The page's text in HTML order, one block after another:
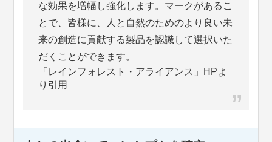
な効果を増幅し強化します。マークがあるこ
とで、皆様に、人と自然のためのより良い未
来の創造に貢献する製品を認識して選択いた
だくことができます。
「レインフォレスト・アライアンス」HPよ
り引用